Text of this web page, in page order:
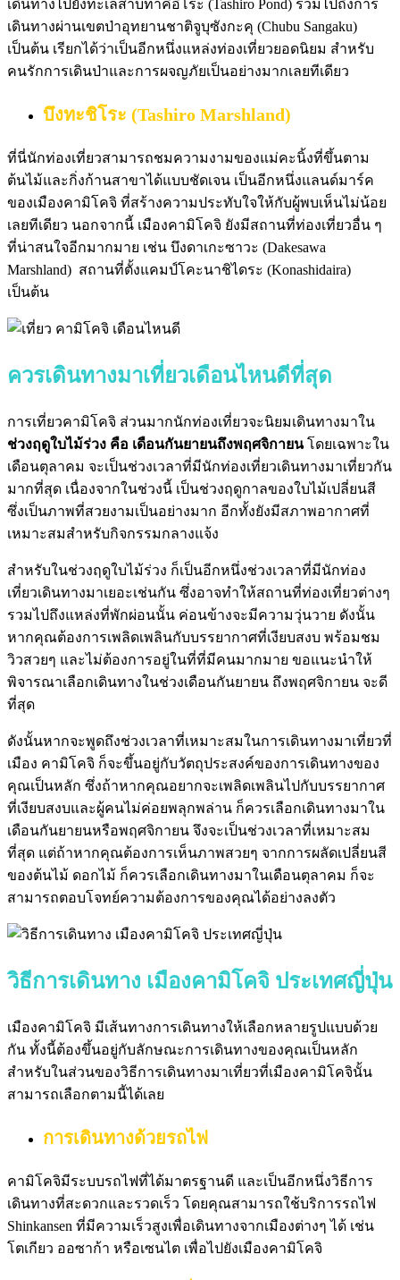
เดินทางไปยังทะเลสาบทาคิอิโระ (Tashiro Pond) รวมไปถึงการ
เดินทางผ่านเขตป่าอุทยานชาติจูบุซังกะคุ (Chubu Sangaku)
เป็นต้น เรียกได้ว่าเป็นอีกหนึ่งแหล่งท่องเที่ยวยอดนิยม สำหรับ
คนรักการเดินป่าและการผจญภัยเป็นอย่างมากเลยทีเดียว
บึงทะชิโระ (Tashiro Marshland)
ที่นี่นักท่องเที่ยวสามารถชมความงามของแม่คะนิ้งที่ขึ้นตาม
ต้นไม้และกิ่งก้านสาขาได้แบบชัดเจน เป็นอีกหนึ่งแลนด์มาร์ค
ของเมืองคามิโคจิ ที่สร้างความประทับใจให้กับผู้พบเห็นไม่น้อย
เลยทีเดียว นอกจากนี้ เมืองคามิโคจิ ยังมีสถานที่ท่องเที่ยวอื่น ๆ
ที่น่าสนใจอีกมากมาย เช่น บึงดาเกะซาวะ (Dakesawa
Marshland) สถานที่ตั้งแคมป์โคะนาชิไดระ (Konashidaira)
เป็นต้น
ควรเดินทางมาเที่ยวเดือนไหนดีที่สุด
การเที่ยวคามิโคจิ ส่วนมากนักท่องเที่ยวจะนิยมเดินทางมาใน
ช่วงฤดูใบไม้ร่วง คือ เดือนกันยายนถึงพฤศจิกายนโดยเฉพาะใน
เดือนตุลาคม จะเป็นช่วงเวลาที่มีนักท่องเที่ยวเดินทางมาเที่ยวกัน
มากที่สุด เนื่องจากในช่วงนี้ เป็นช่วงฤดูกาลของใบไม้เปลี่ยนสี
ซึ่งเป็นภาพที่สวยงามเป็นอย่างมาก อีกทั้งยังมีสภาพอากาศที่
เหมาะสมสำหรับกิจกรรมกลางแจ้ง
สำหรับในช่วงฤดูใบไม้ร่วง ก็เป็นอีกหนึ่งช่วงเวลาที่มีนักท่อง
เที่ยวเดินทางมาเยอะเช่นกัน ซึ่งอาจทำให้สถานที่ท่องเที่ยวต่างๆ
รวมไปถึงแหล่งที่พักผ่อนนั้น ค่อนข้างจะมีความวุ่นวาย ดังนั้น
หากคุณต้องการเพลิดเพลินกับบรรยากาศที่เงียบสงบ พร้อมชม
วิวสวยๆ และไม่ต้องการอยู่ในที่ที่มีคนมากมาย ขอแนะนำให้
พิจารณาเลือกเดินทางในช่วงเดือนกันยายน ถึงพฤศจิกายน จะดี
ที่สุด
ดังนั้นหากจะพูดถึงช่วงเวลาที่เหมาะสมในการเดินทางมาเที่ยวที่
เมือง คามิโคจิ ก็จะขึ้นอยู่กับวัตถุประสงค์ของการเดินทางของ
คุณเป็นหลัก ซึ่งถ้าหากคุณอยากจะเพลิดเพลินไปกับบรรยากาศ
ที่เงียบสงบและผู้คนไม่ค่อยพลุกพล่าน ก็ควรเลือกเดินทางมาใน
เดือนกันยายนหรือพฤศจิกายน จึงจะเป็นช่วงเวลาที่เหมาะสม
ที่สุด แต่ถ้าหากคุณต้องการเห็นภาพสวยๆ จากการผลัดเปลี่ยนสี
ของต้นไม้ ดอกไม้ ก็ควรเลือกเดินทางมาในเดือนตุลาคม ก็จะ
สามารถตอบโจทย์ความต้องการของคุณได้อย่างลงตัว
วิธีการเดินทาง เมืองคามิโคจิ ประเทศญี่ปุ่น
เมืองคามิโคจิ มีเส้นทางการเดินทางให้เลือกหลายรูปแบบด้วย
กัน ทั้งนี้ต้องขึ้นอยู่กับลักษณะการเดินทางของคุณเป็นหลัก
สำหรับในส่วนของวิธีการเดินทางมาเที่ยวที่เมืองคามิโคจินั้น
สามารถเลือกตามนี้ได้เลย
การเดินทางด้วยรถไฟ
คามิโคจิมีระบบรถไฟที่ได้มาตรฐานดี และเป็นอีกหนึ่งวิธีการ
เดินทางที่สะดวกและรวดเร็ว โดยคุณสามารถใช้บริการรถไฟ
Shinkansen ที่มีความเร็วสูงเพื่อเดินทางจากเมืองต่างๆ ได้ เช่น
โตเกียว ออซาก้า หรือเซนไต เพื่อไปยังเมืองคามิโคจิ